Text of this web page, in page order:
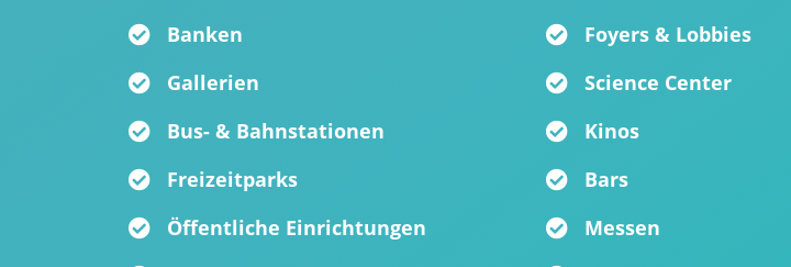
Banken
Foyers & Lobbies
Gallerien
Science Center
Bus- & Bahnstationen
Kinos
Freizeitparks
Bars
Öffentliche Einrichtungen
Messen